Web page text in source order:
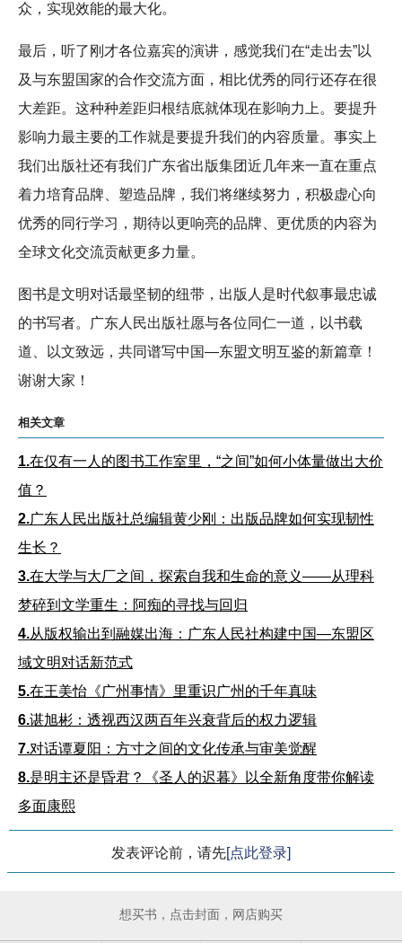
众，实现效能的最大化。
最后，听了刚才各位嘉宾的演讲，感觉我们在“走出去”以
及与东盟国家的合作交流方面，相比优秀的同行还存在很
大差距。这种种差距归根结底就体现在影响力上。要提升
影响力最主要的工作就是要提升我们的内容质量。事实上
我们出版社还有我们广东省出版集团近几年来一直在重点
着力培育品牌、塑造品牌，我们将继续努力，积极虚心向
优秀的同行学习，期待以更响亮的品牌、更优质的内容为
全球文化交流贡献更多力量。
图书是文明对话最坚韧的纽带，出版人是时代叙事最忠诚
的书写者。广东人民出版社愿与各位同仁一道，以书载
道、以文致远，共同谱写中国—东盟文明互鉴的新篇章！
谢谢大家！
相关文章
1.在仅有一人的图书工作室里，“之间”如何小体量做出大价
值？
2.广东人民出版社总编辑黄少刚：出版品牌如何实现韧性
生长？
3.在大学与大厂之间，探索自我和生命的意义——从理科
梦碎到文学重生：阿痴的寻找与回归
4.从版权输出到融媒出海：广东人民社构建中国—东盟区
域文明对话新范式
5.在王美怡《广州事情》里重识广州的千年真味
6.谌旭彬：透视西汉两百年兴衰背后的权力逻辑
7.对话谭夏阳：方寸之间的文化传承与审美觉醒
8.是明主还是昏君？《圣人的迟暮》以全新角度带你解读
多面康熙
发表评论前，请先[点此登录]
想买书，点击封面，网店购买